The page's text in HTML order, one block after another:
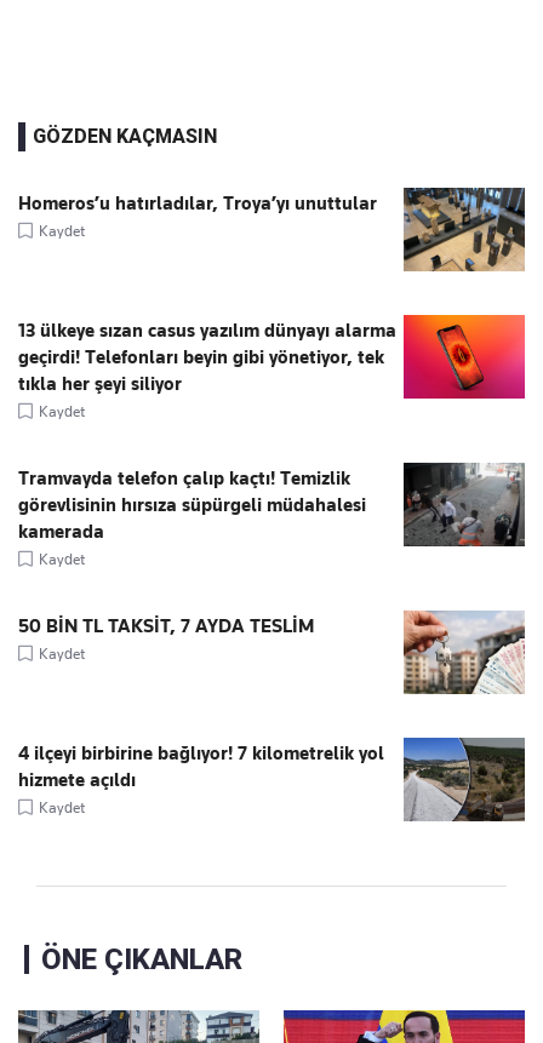
GÖZDEN KAÇMASIN
Homeros’u hatırladılar, Troya’yı unuttular
Kaydet
13 ülkeye sızan casus yazılım dünyayı alarma
geçirdi! Telefonları beyin gibi yönetiyor, tek
tıkla her şeyi siliyor
Kaydet
Tramvayda telefon çalıp kaçtı! Temizlik
görevlisinin hırsıza süpürgeli müdahalesi
kamerada
Kaydet
50 BİN TL TAKSİT, 7 AYDA TESLİM
Kaydet
4 ilçeyi birbirine bağlıyor! 7 kilometrelik yol
hizmete açıldı
Kaydet
ÖNE ÇIKANLAR